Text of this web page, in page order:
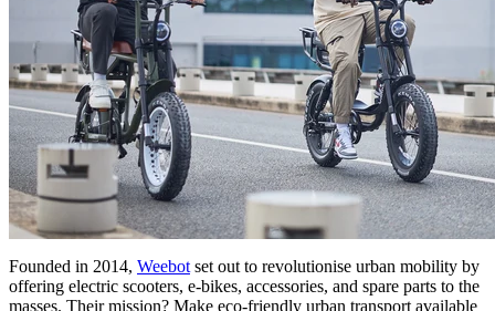
Founded in 2014, Weebot set out to revolutionise urban mobility by
offering electric scooters, e-bikes, accessories, and spare parts to the
masses. Their mission? Make eco-friendly urban transport available